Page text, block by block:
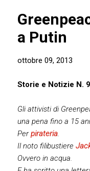
a Putin
ottobre 09, 2013
Storie e Notizie N.
Gli attivisti di
una pena fino a 15
Perpirateria.
Il noto filibustiere
Ovvero in acqua.